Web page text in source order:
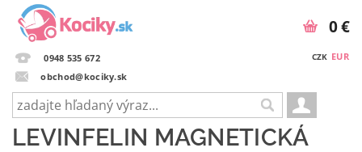
0948 535 672
obchod@kociky.sk
CZK EUR
0 €
LEVINFELIN MAGNETICKÁ